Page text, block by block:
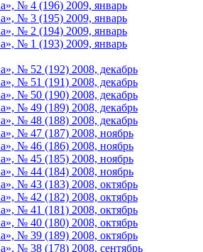
№ 4 (196) 2009, январь
№ 3 (195) 2009, январь
№ 2 (194) 2009, январь
№ 1 (193) 2009, январь
№ 52 (192) 2008, декабрь
№ 51 (191) 2008, декабрь
№ 50 (190) 2008, декабрь
№ 49 (189) 2008, декабрь
№ 48 (188) 2008, декабрь
№ 47 (187) 2008, ноябрь
№ 46 (186) 2008, ноябрь
№ 45 (185) 2008, ноябрь
№ 44 (184) 2008, ноябрь
№ 43 (183) 2008, октябрь
№ 42 (182) 2008, октябрь
№ 41 (181) 2008, октябрь
№ 40 (180) 2008, октябрь
№ 39 (189) 2008, октябрь
№ 38 (178) 2008, сентябрь